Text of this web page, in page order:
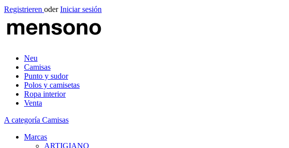
Registrieren oder Iniciar sesión
Neu
Camisas
Punto y sudor
Polos y camisetas
Ropa interior
Venta
A categoría Camisas
Marcas
ARTIGIANO